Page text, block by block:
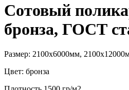
Сотовый
бронза, ГОСТ
Размер: 2100х6000мм,
Цвет: бронза